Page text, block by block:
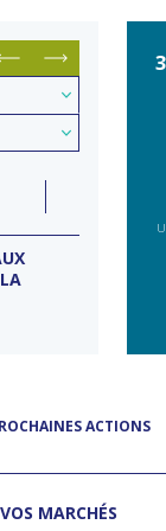
ACTIONS
VOS MARCHÉS